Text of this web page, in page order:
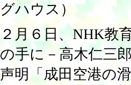
グハウス）
２月６日、NHK教
の手に－高木仁三
声明「成田空港の